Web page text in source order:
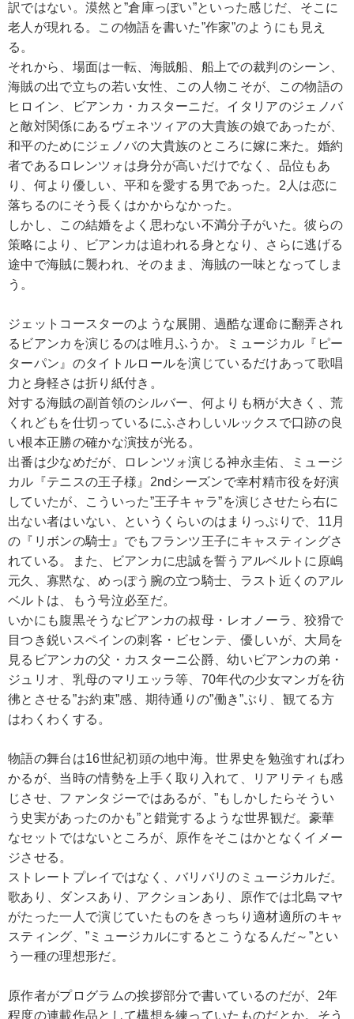
訳ではない。漠然と”倉庫っぽい”といった感じだ、そこに
老人が現れる。この物語を書いた”作家”のようにも見え
る。
それから、場面は一転、海賊船、船上での裁判のシーン、
海賊の出で立ちの若い女性、この人物こそが、この物語の
ヒロイン、ビアンカ・カスターニだ。イタリアのジェノバ
と敵対関係にあるヴェネツィアの大貴族の娘であったが、
和平のためにジェノバの大貴族のところに嫁に来た。婚約
者であるロレンツォは身分が高いだけでなく、品位もあ
り、何より優しい、平和を愛する男であった。2人は恋に
落ちるのにそう長くはかからなかった。
しかし、この結婚をよく思わない不満分子がいた。彼らの
策略により、ビアンカは追われる身となり、さらに逃げる
途中で海賊に襲われ、そのまま、海賊の一味となってしま
う。
ジェットコースターのような展開、過酷な運命に翻弄され
るビアンカを演じるのは唯月ふうか。ミュージカル『ピー
ターパン』のタイトルロールを演じているだけあって歌唱
力と身軽さは折り紙付き。
対する海賊の副首領のシルバー、何よりも柄が大きく、荒
くれどもを仕切っているにふさわしいルックスで口跡の良
い根本正勝の確かな演技が光る。
出番は少なめだが、ロレンツォ演じる神永圭佑、ミュージ
カル『テニスの王子様』2ndシーズンで幸村精市役を好演
していたが、こういった”王子キャラ”を演じさせたら右に
出ない者はいない、というくらいのはまりっぷりで、11月
の『リボンの騎士』でもフランツ王子にキャスティングさ
れている。また、ビアンカに忠誠を誓うアルベルトに原嶋
元久、寡黙な、めっぽう腕の立つ騎士、ラスト近くのアル
ベルトは、もう号泣必至だ。
いかにも腹黒そうなビアンカの叔母・レオノーラ、狡猾で
目つき鋭いスペインの刺客・ビセンテ、優しいが、大局を
見るビアンカの父・カスターニ公爵、幼いビアンカの弟・
ジュリオ、乳母のマリエッラ等、70年代の少女マンガを彷
彿とさせる”お約束”感、期待通りの”働き”ぶり、観てる方
はわくわくする。
物語の舞台は16世紀初頭の地中海。世界史を勉強すればわ
かるが、当時の情勢を上手く取り入れて、リアリティも感
じさせ、ファンタジーではあるが、”もしかしたらそうい
う史実があったのかも”と錯覚するような世界観だ。豪華
なセットではないところが、原作をそこはかとなくイメー
ジさせる。
ストレートプレイではなく、バリバリのミュージカルだ。
歌あり、ダンスあり、アクションあり、原作では北島マヤ
がたった一人で演じていたものをきっちり適材適所のキャ
スティング、”ミュージカルにするとこうなるんだ～”とい
う一種の理想形だ。
原作者がプログラムの挨拶部分で書いているのだが、2年
程度の連載作品として構想を練っていたものだとか。そう